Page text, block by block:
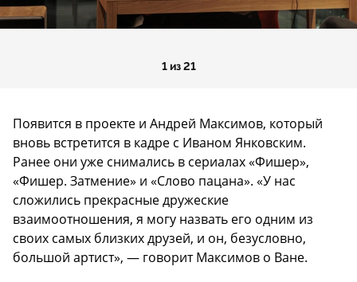
1 из 21
Появится в проекте и Андрей Максимов, который
вновь встретится в кадре с Иваном Янковским.
Ранее они уже снимались в сериалах «Фишер»,
«Фишер. Затмение» и «Слово пацана». «У нас
сложились прекрасные дружеские
взаимоотношения, я могу назвать его одним из
своих самых близких друзей, и он, безусловно,
большой артист», — говорит Максимов о Ване.